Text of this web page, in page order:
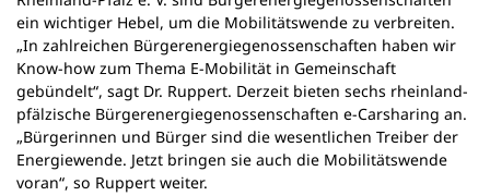
ein wichtiger Hebel, um die Mobilitätswende zu verbreiten.
„In zahlreichen Bürgerenergiegenossenschaften haben wir
Know-how zum Thema E-Mobilität in Gemeinschaft
gebündelt“, sagt Dr. Ruppert. Derzeit bieten sechs rheinland-
pfälzische Bürgerenergiegenossenschaften e-Carsharing an.
„Bürgerinnen und Bürger sind die wesentlichen Treiber der
Energiewende. Jetzt bringen sie auch die Mobilitätswende
voran“, so Ruppert weiter.